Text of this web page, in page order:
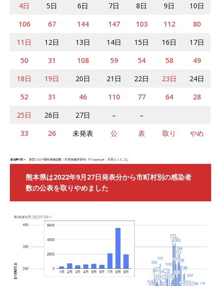
4日
5日 6日 7日 8日 9日
10日
106
67 144 147 103 112
80
11日
12日 13日 14日 15日 16日
17日
50
31 108 59 54 58
49
18日
19日 20日 21日 22日 23日
24日
52
31 46 110 77 64
28
25日
26日 27日 –
–
33
26 未発表 公 表 取り やめ
2022年1月～ 新型コロナ陽性者確認数（天草保健所管内）© Copyright 天草どっとこむ
熊本県は2022年9月27日発表分から市町村別の感染者
数の公表を取りやめました